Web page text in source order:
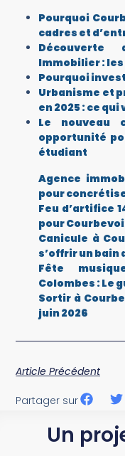
Pourquoi
cadres et
Découverte
Immobilier :
Pourquoi
Urbanisme et
en 2025 : ce
Le nouveau
opportunité
étudiant
Agence
pour
Feu d’artifice
pour
Canicule à
s’offrir un bain
Fête
Colombes : Le
Sortir à
juin 2026
Article Précédent
Partager sur
Un